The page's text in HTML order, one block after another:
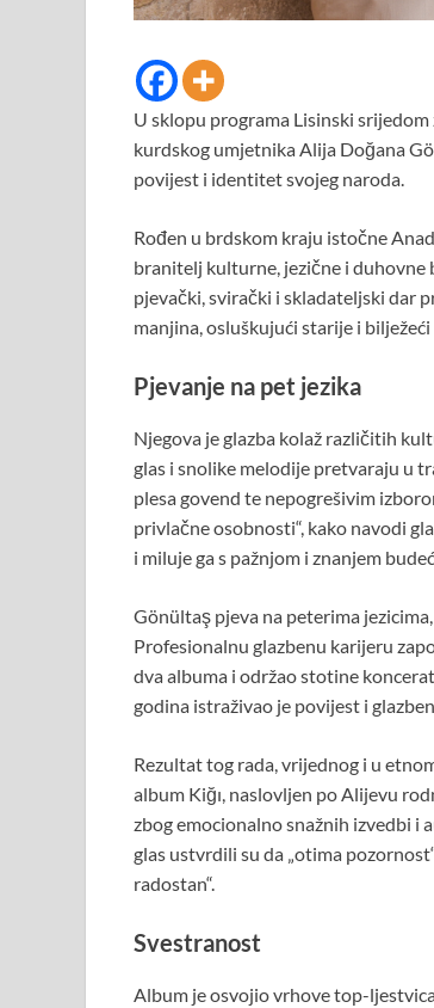
U sklopu programa Lisinski
kurdskog umjetnika Alija Doğana
povijest i identitet svojeg naroda.
Rođen u brdskom kraju istočne
branitelj kulturne, jezične i duhovne
pjevački, svirački i skladateljski dar
manjina, osluškujući starije i
Pjevanje na pet jezika
Njegova je glazba kolaž različitih
glas i snolike melodije pretvaraju u
plesa govend te nepogrešivim
privlačne osobnosti“, kako navodi
i miluje ga s pažnjom i znanjem
Gönültaş pjeva na peterima
Profesionalnu glazbenu karijeru
dva albuma i održao stotine
godina istraživao je povijest i
Rezultat tog rada, vrijednog i u
album Kiğı, naslovljen po Alijevu
zbog emocionalno snažnih izvedbi i
glas ustvrdili su da „otima
radostan“.
Svestranost
Album je osvojio vrhove top-